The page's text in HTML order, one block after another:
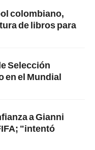
colombiano,
de libros para
Selección
en el Mundial
a Gianni
"intentó